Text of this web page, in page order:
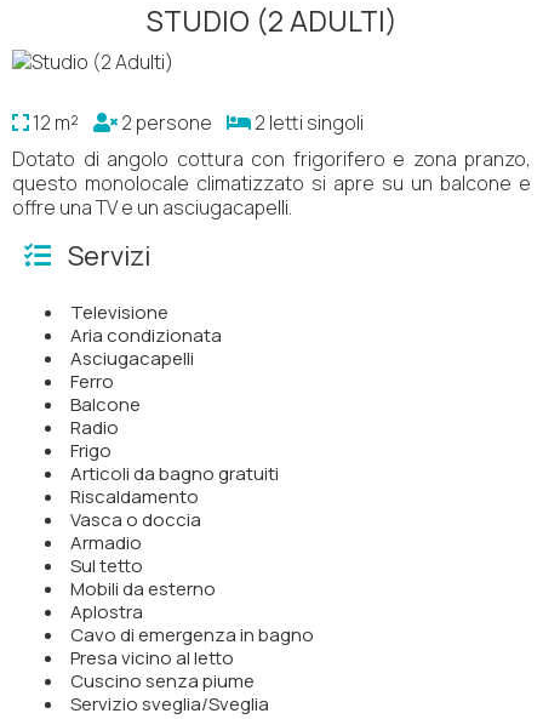
STUDIO (2 ADULTI)
12 m² 2 persone
2 letti singoli
Dotato di angolo cottura con frigorifero e zona pranzo,
questo monolocale climatizzato si apre su un balcone e
offre una TV e un asciugacapelli.
Servizi
Televisione
Aria condizionata
Asciugacapelli
Ferro
Balcone
Radio
Frigo
Articoli da bagno gratuiti
Riscaldamento
Vasca o doccia
Armadio
Sul tetto
Mobili da esterno
Aplostra
Cavo di emergenza in bagno
Presa vicino al letto
Cuscino senza piume
Servizio sveglia/Sveglia